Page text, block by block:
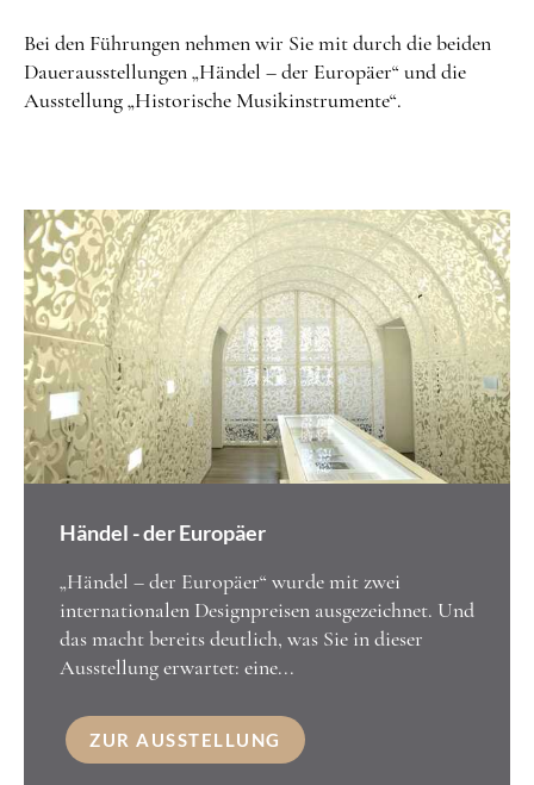
Bei den Führungen nehmen wir Sie mit durch die beiden
Dauerausstellungen „Händel – der Europäer“ und die
Ausstellung „Historische Musikinstrumente“.
Händel - der Europäer
„Händel – der Europäer“ wurde mit zwei
internationalen Designpreisen ausgezeichnet. Und
das macht bereits deutlich, was Sie in dieser
Ausstellung erwartet: eine...
ZUR AUSSTELLUNG